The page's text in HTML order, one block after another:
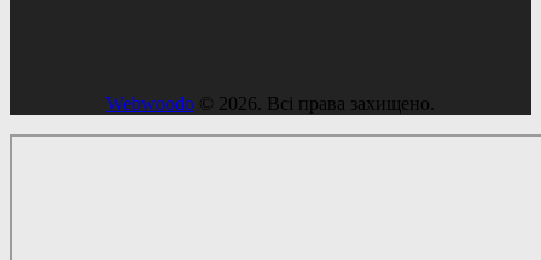
Webwoodo © 2026. Всі права захищено.